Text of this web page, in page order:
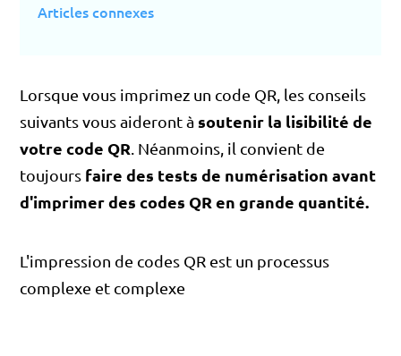
Articles connexes
Lorsque vous imprimez un code QR, les conseils
suivants vous aideront à soutenir la lisibilité de
votre code QR . Néanmoins, il convient de
toujours faire des tests de numérisation avant
d'imprimer des codes QR en grande quantité.
L'impression de codes QR est un processus
complexe et complexe